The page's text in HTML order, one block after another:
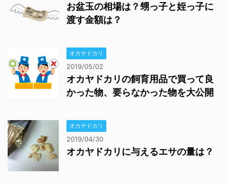
お盆玉の相場は？甥っ子と姪っ子に
渡す金額は？
オカヤドカリ
2019/05/02
オカヤドカリの飼育用品で買って良
かった物、要らなかった物を大公開
オカヤドカリ
2019/04/30
オカヤドカリに与えるエサの量は？